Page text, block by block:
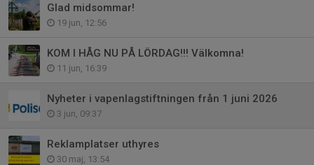
Glad midsommar!
19 jun, 12:56
KOM I HÅG NU PÅ LÖRDAG!!! Välkomna!
11 jun, 16:39
Nyheter i vapenlagstiftningen från 1 juni 2026
3 jun, 09:37
Reklamplatser uthyres
30 maj, 13:54